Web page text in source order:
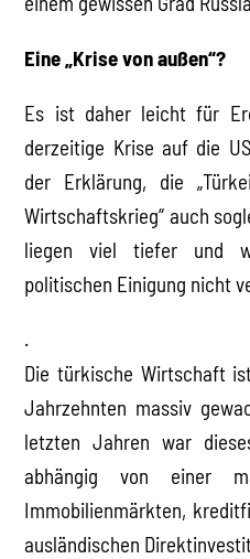
Eine „Krise von außen“?
Es ist daher leicht für
derzeitige Krise auf die
der Erklärung, die
Wirtschaftskrieg“ auch
liegen viel tiefer und
politischen Einigung nicht
.
Die türkische Wirtschaft
Jahrzehnten massiv
letzten Jahren war
abhängig von einer
Immobilienmärkten,
ausländischen